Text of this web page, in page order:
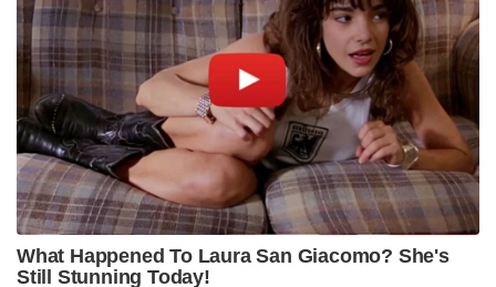
റിപ്പോർട്ട് ചെയ്തിട്ടില്ലെന്നും റിപ്പോർട്ടുകൾ
സൂചിപ്പിക്കുന്നു.
ഹോണ്ടിയസ് കപ്പലുമായി ബന്ധപ്പെട്ട് ഇതുവരെ 10
കേസുകളാണ് സ്ഥിരീകരിച്ചതോ സംശയിക്കുന്നതോ
ആയി റിപ്പോർട്ട് ചെയ്തത്. ഇതിൽ മൂന്ന് മരണം
ഉൾപ്പെടുന്നു. മുൻകരുതൽ എന്ന നിലയിൽ
കപ്പലിലുണ്ടായിരുന്ന 18 അമേരിക്കൻ യാത്രക്കാരെ
പ്രത്യേക മെഡിക്കൽ യൂണിറ്റുകളിൽ
നിരീക്ഷിച്ചുവരികയാണ്.